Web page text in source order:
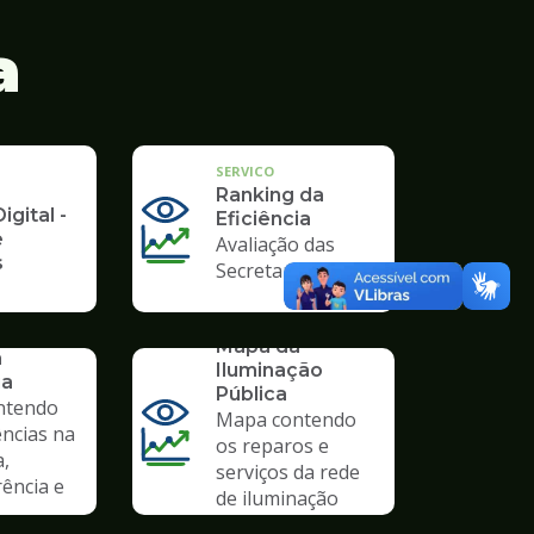
-
SERVICO
Ranking da
Eficiência
Avaliação das
Secretarias
na
e
Mapa da
Iluminação
Pública
Mapa contendo
os reparos e
serviços da rede
de iluminação